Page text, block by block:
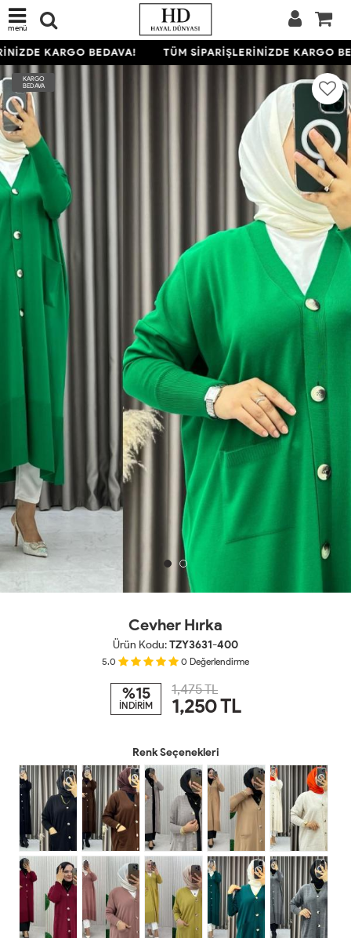
menü
KARGO BEDAVA! TÜM SİPARİŞLERİNİZDE KARGO
KARGO
BEDAVA
Cevher Hırka
Ürün Kodu:TZY3631-400
5.0 0 Değerlendirme
%15
İNDİRİM
1,475 TL
1,250TL
Renk Seçenekleri